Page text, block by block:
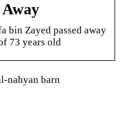
Away
bin Zayed passed away
73 years old
nahyan barn